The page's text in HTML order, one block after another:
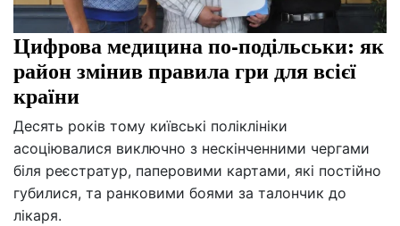
Цифрова медицина по-подільськи: як
район змінив правила гри для всієї
країни
Десять років тому київські поліклініки
асоціювалися виключно з нескінченними чергами
біля реєстратур, паперовими картами, які постійно
губилися, та ранковими боями за талончик до
лікаря.